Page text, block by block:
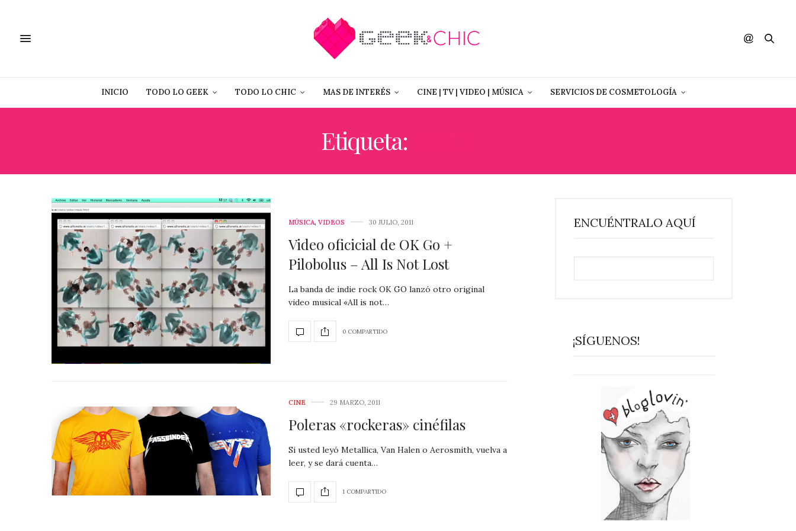
INICIO TODO LO GEEK TODO LO CHIC MAS DE INTERÉS CINE | TV | VIDEO | MÚSICA SERVICIOS DE COSMETOLOGÍA
Etiqueta:
MÚSICA, VIDEOS 30 JULIO, 2011
Video oficicial de ‪OK Go +
Pilobolus – All Is Not Lost ‬
La banda de indie rock OK GO lanzó otro original
video musical «All is not…
0 COMPARTIDO
CINE 29 MARZO, 2011
Poleras «rockeras» cinéfilas
Si usted leyó Metallica, Van Halen o Aerosmith, vuelva a
leer, y se dará cuenta…
1 COMPARTIDO
ENCUÉNTRALO AQUÍ
¡SÍGUENOS!